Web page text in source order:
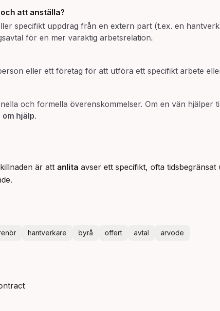
och att anställa?
specifikt uppdrag från en extern part (t.ex. en
för en mer varaktig arbetsrelation.
eller ett företag för att utföra ett specifikt arbete
och formella överenskommelser. Om en vän hjälper
om hjälp.
är att anlita avser ett specifikt, ofta tidsbegränsat
hantverkare byrå offert avtal arvode